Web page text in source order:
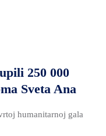
250 000
Sveta Ana
humanitarnoj gala